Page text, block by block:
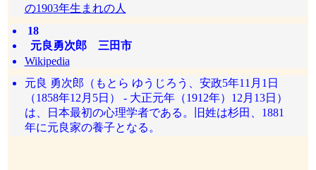
の1903年生まれの人
18
元良勇次郎 三田市
Wikipedia
元良 勇次郎（もとら ゆうじろう、安政5年11月1日
（1858年12月5日） - 大正元年（1912年）12月13日）
は、日本最初の心理学者である。旧姓は杉田、1881
年に元良家の養子となる。